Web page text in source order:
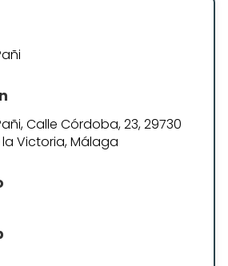
Calle Córdoba, 23, 29730
Victoria, Málaga